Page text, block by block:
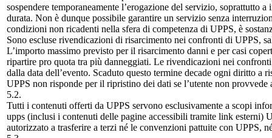
sospendere temporaneamente l’erogazione del servizio, soprattutto
durata. Non è dunque possibile garantire un servizio senza
condizioni non ricadenti nella sfera di competenza di UPPS, è
Sono escluse rivendicazioni di risarcimento nei confronti di UPPS,
L’importo massimo previsto per il risarcimento danni e per casi
ripartire pro quota tra più danneggiati. Le rivendicazioni nei
dalla data dell’evento. Scaduto questo termine decade ogni diritto a
UPPS non risponde per il ripristino dei dati se l’utente non provvede
5.2.
Tutti i contenuti offerti da UPPS servono esclusivamente a scopi
upps (inclusi i contenuti delle pagine accessibili tramite link esterni)
autorizzato a trasferire a terzi né le convenzioni pattuite con UPPS,